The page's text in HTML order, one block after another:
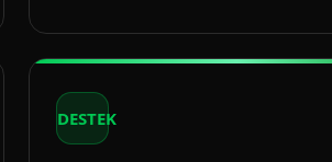
DESTEK